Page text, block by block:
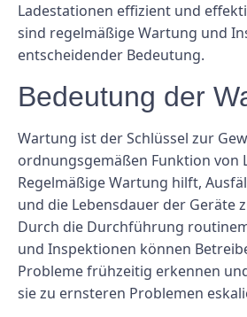
Ladestationen effizient und
sind regelmäßige Wartung und
entscheidender Bedeutung.
Bedeutung der
Wartung ist der Schlüssel zur
ordnungsgemäßen Funktion von
Regelmäßige Wartung hilft,
und die Lebensdauer der Geräte
Durch die Durchführung
und Inspektionen können
Probleme frühzeitig erkennen
sie zu ernsteren Problemen